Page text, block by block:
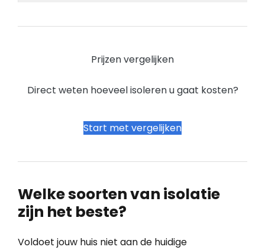
Prijzen vergelijken
Direct weten hoeveel isoleren u gaat kosten?
Start met vergelijken
Welke soorten van isolatie
zijn het beste?
Voldoet jouw huis niet aan de huidige